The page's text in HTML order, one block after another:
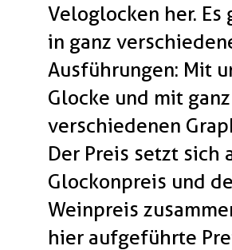
Veloglocken her. Es
in ganz
Ausführungen: Mit
Glocke und mit ganz
verschiedenen
Der Preis setzt sich
Glockonpreis und
Weinpreis
hier aufgeführte